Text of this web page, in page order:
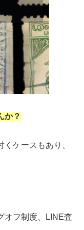
か？
ケースもあり、
オフ制度、LINE査